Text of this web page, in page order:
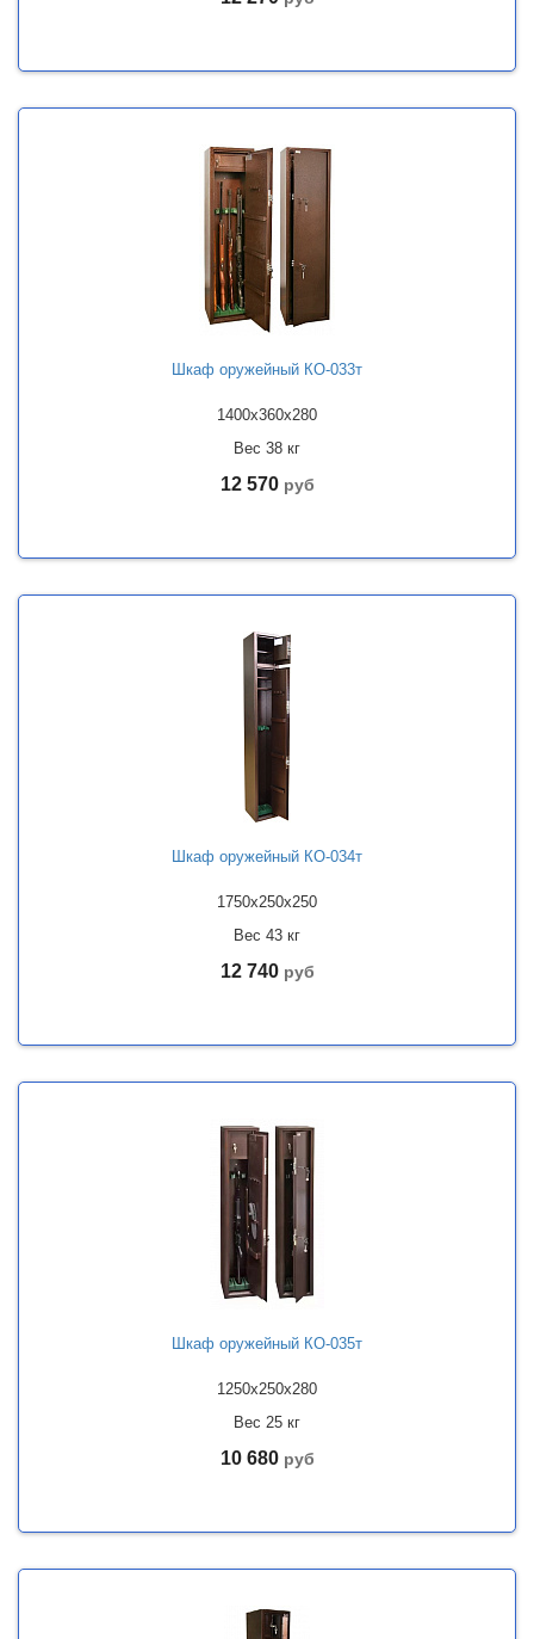
Шкаф оружейный КО-033т
1400x360x280
Вес 38 кг
12 570 руб
Шкаф оружейный КО-034т
1750x250x250
Вес 43 кг
12 740 руб
Шкаф оружейный КО-035т
1250x250x280
Вес 25 кг
10 680 руб